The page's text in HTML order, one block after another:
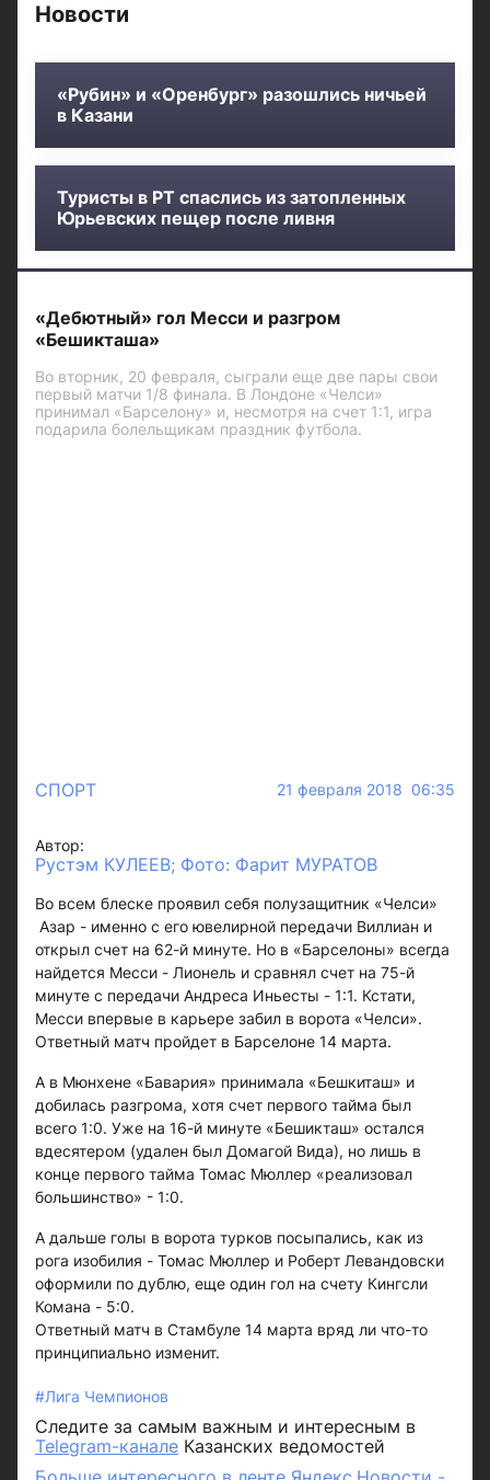
Новости
«Рубин» и «Оренбург» разошлись ничьей
в Казани
Туристы в РТ спаслись из затопленных
Юрьевских пещер после ливня
«Дебютный» гол Месси и разгром
«Бешикташа»
Во вторник, 20 февраля, сыграли еще две пары свои
первый матчи 1/8 финала. В Лондоне «Челси»
принимал «Барселону» и, несмотря на счет 1:1, игра
подарила болельщикам праздник футбола.
СПОРТ 21 февраля 2018 06:35
Автор:
Рустэм КУЛЕЕВ; Фото: Фарит МУРАТОВ
Во всем блеске проявил себя полузащитник «Челси»
Азар - именно с его ювелирной передачи Виллиан и
открыл счет на 62-й минуте. Но в «Барселоны» всегда
найдется Месси - Лионель и сравнял счет на 75-й
минуте с передачи Андреса Иньесты - 1:1. Кстати,
Месси впервые в карьере забил в ворота «Челси».
Ответный матч пройдет в Барселоне 14 марта.
А в Мюнхене «Бавария» принимала «Бешкиташ» и
добилась разгрома, хотя счет первого тайма был
всего 1:0. Уже на 16-й минуте «Бешикташ» остался
вдесятером (удален был Домагой Вида), но лишь в
конце первого тайма Томас Мюллер «реализовал
большинство» - 1:0.
А дальше голы в ворота турков посыпались, как из
рога изобилия - Томас Мюллер и Роберт Левандовски
оформили по дублю, еще один гол на счету Кингсли
Комана - 5:0.
Ответный матч в Стамбуле 14 марта вряд ли что-то
принципиально изменит.
#Лига Чемпионов
Следите за самым важным и интересным в
Telegram-канале Казанских ведомостей